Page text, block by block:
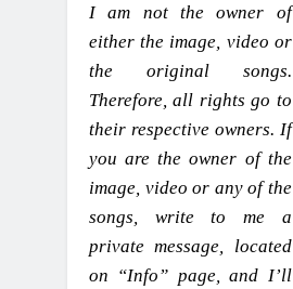
I am not the owner of
either the image, video or
the original songs.
Therefore, all rights go to
their respective owners. If
you are the owner of the
image, video or any of the
songs, write to me a
private message, located
on “Info” page, and I’ll